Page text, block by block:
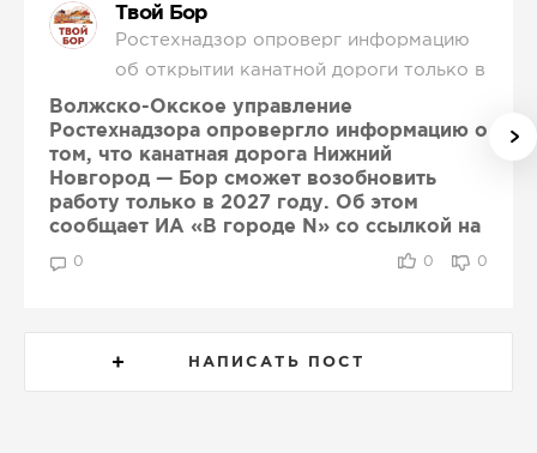
Твой Бор
Ростехнадзор опроверг информацию
об открытии канатной дороги только в
2027 году
Волжско-Окское управление
Ростехнадзора опровергло информацию о
том, что канатная дорога Нижний
Новгород — Бор сможет возобновить
работу только в 2027 году. Об этом
сообщает ИА «В городе N» со ссылкой на
ведомство.
является максимальным периодом,
установленным для устранения нарушений,
0 0 0
НАПИСАТЬ ПОСТ